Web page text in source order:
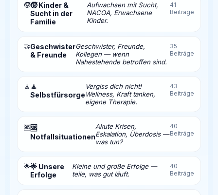
🧒🧒 Kinder &
Sucht in der
Familie
Aufwachsen mit Sucht,
NACOA, Erwachsene
Kinder.
41
Beiträge
🤝Geschwister
& Freunde
Geschwister, Freunde,
Kollegen — wenn
Nahestehende betroffen sind.
35
Beiträge
🧘 🧘
Selbstfürsorge
Vergiss dich nicht!
Wellness, Kraft tanken,
eigene Therapie.
43
Beiträge
🆘🆘
Notfallsituationen
Akute Krisen,
Eskalation, Überdosis —
was tun?
40
Beiträge
🌟🌟 Unsere
Erfolge
Kleine und große Erfolge —
teile, was gut läuft.
40
Beiträge